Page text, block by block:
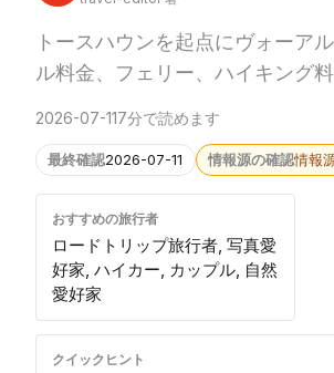
トースハウンを起点にヴォーア
ル料金、フェリー、ハイキング
2026-07-117分で読めます
最終確認2026-07-11 情報源の確認情報
おすすめの旅行者
ロードトリップ旅行者, 写真愛
好家, ハイカー, カップル, 自然
愛好家
クイックヒント